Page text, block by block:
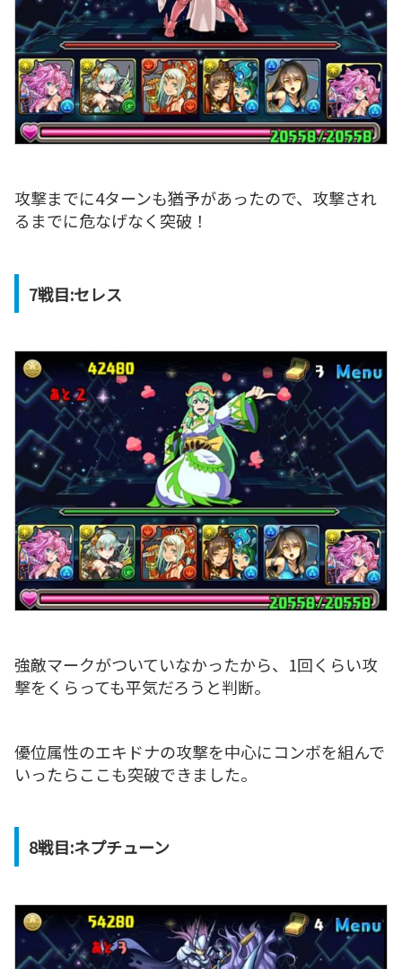
攻撃までに4ターンも猶予があったので、攻撃され
るまでに危なげなく突破！
7戦目:セレス
強敵マークがついていなかったから、1回くらい攻
撃をくらっても平気だろうと判断。
優位属性のエキドナの攻撃を中心にコンボを組んで
いったらここも突破できました。
8戦目:ネプチューン